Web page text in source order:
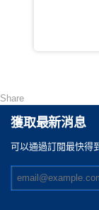
Share
獲取最新消息
可以通過訂閲最快得